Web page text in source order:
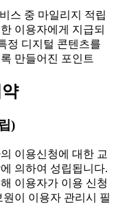
스 중 마일리지 적립
이용자에게 지급되
정 디지털 콘텐츠를
만들어진 포인트
)
이용신청에 대한 교
의하여 성립됩니다.
이용자가 이용 신청
이 이용자 관리시 필